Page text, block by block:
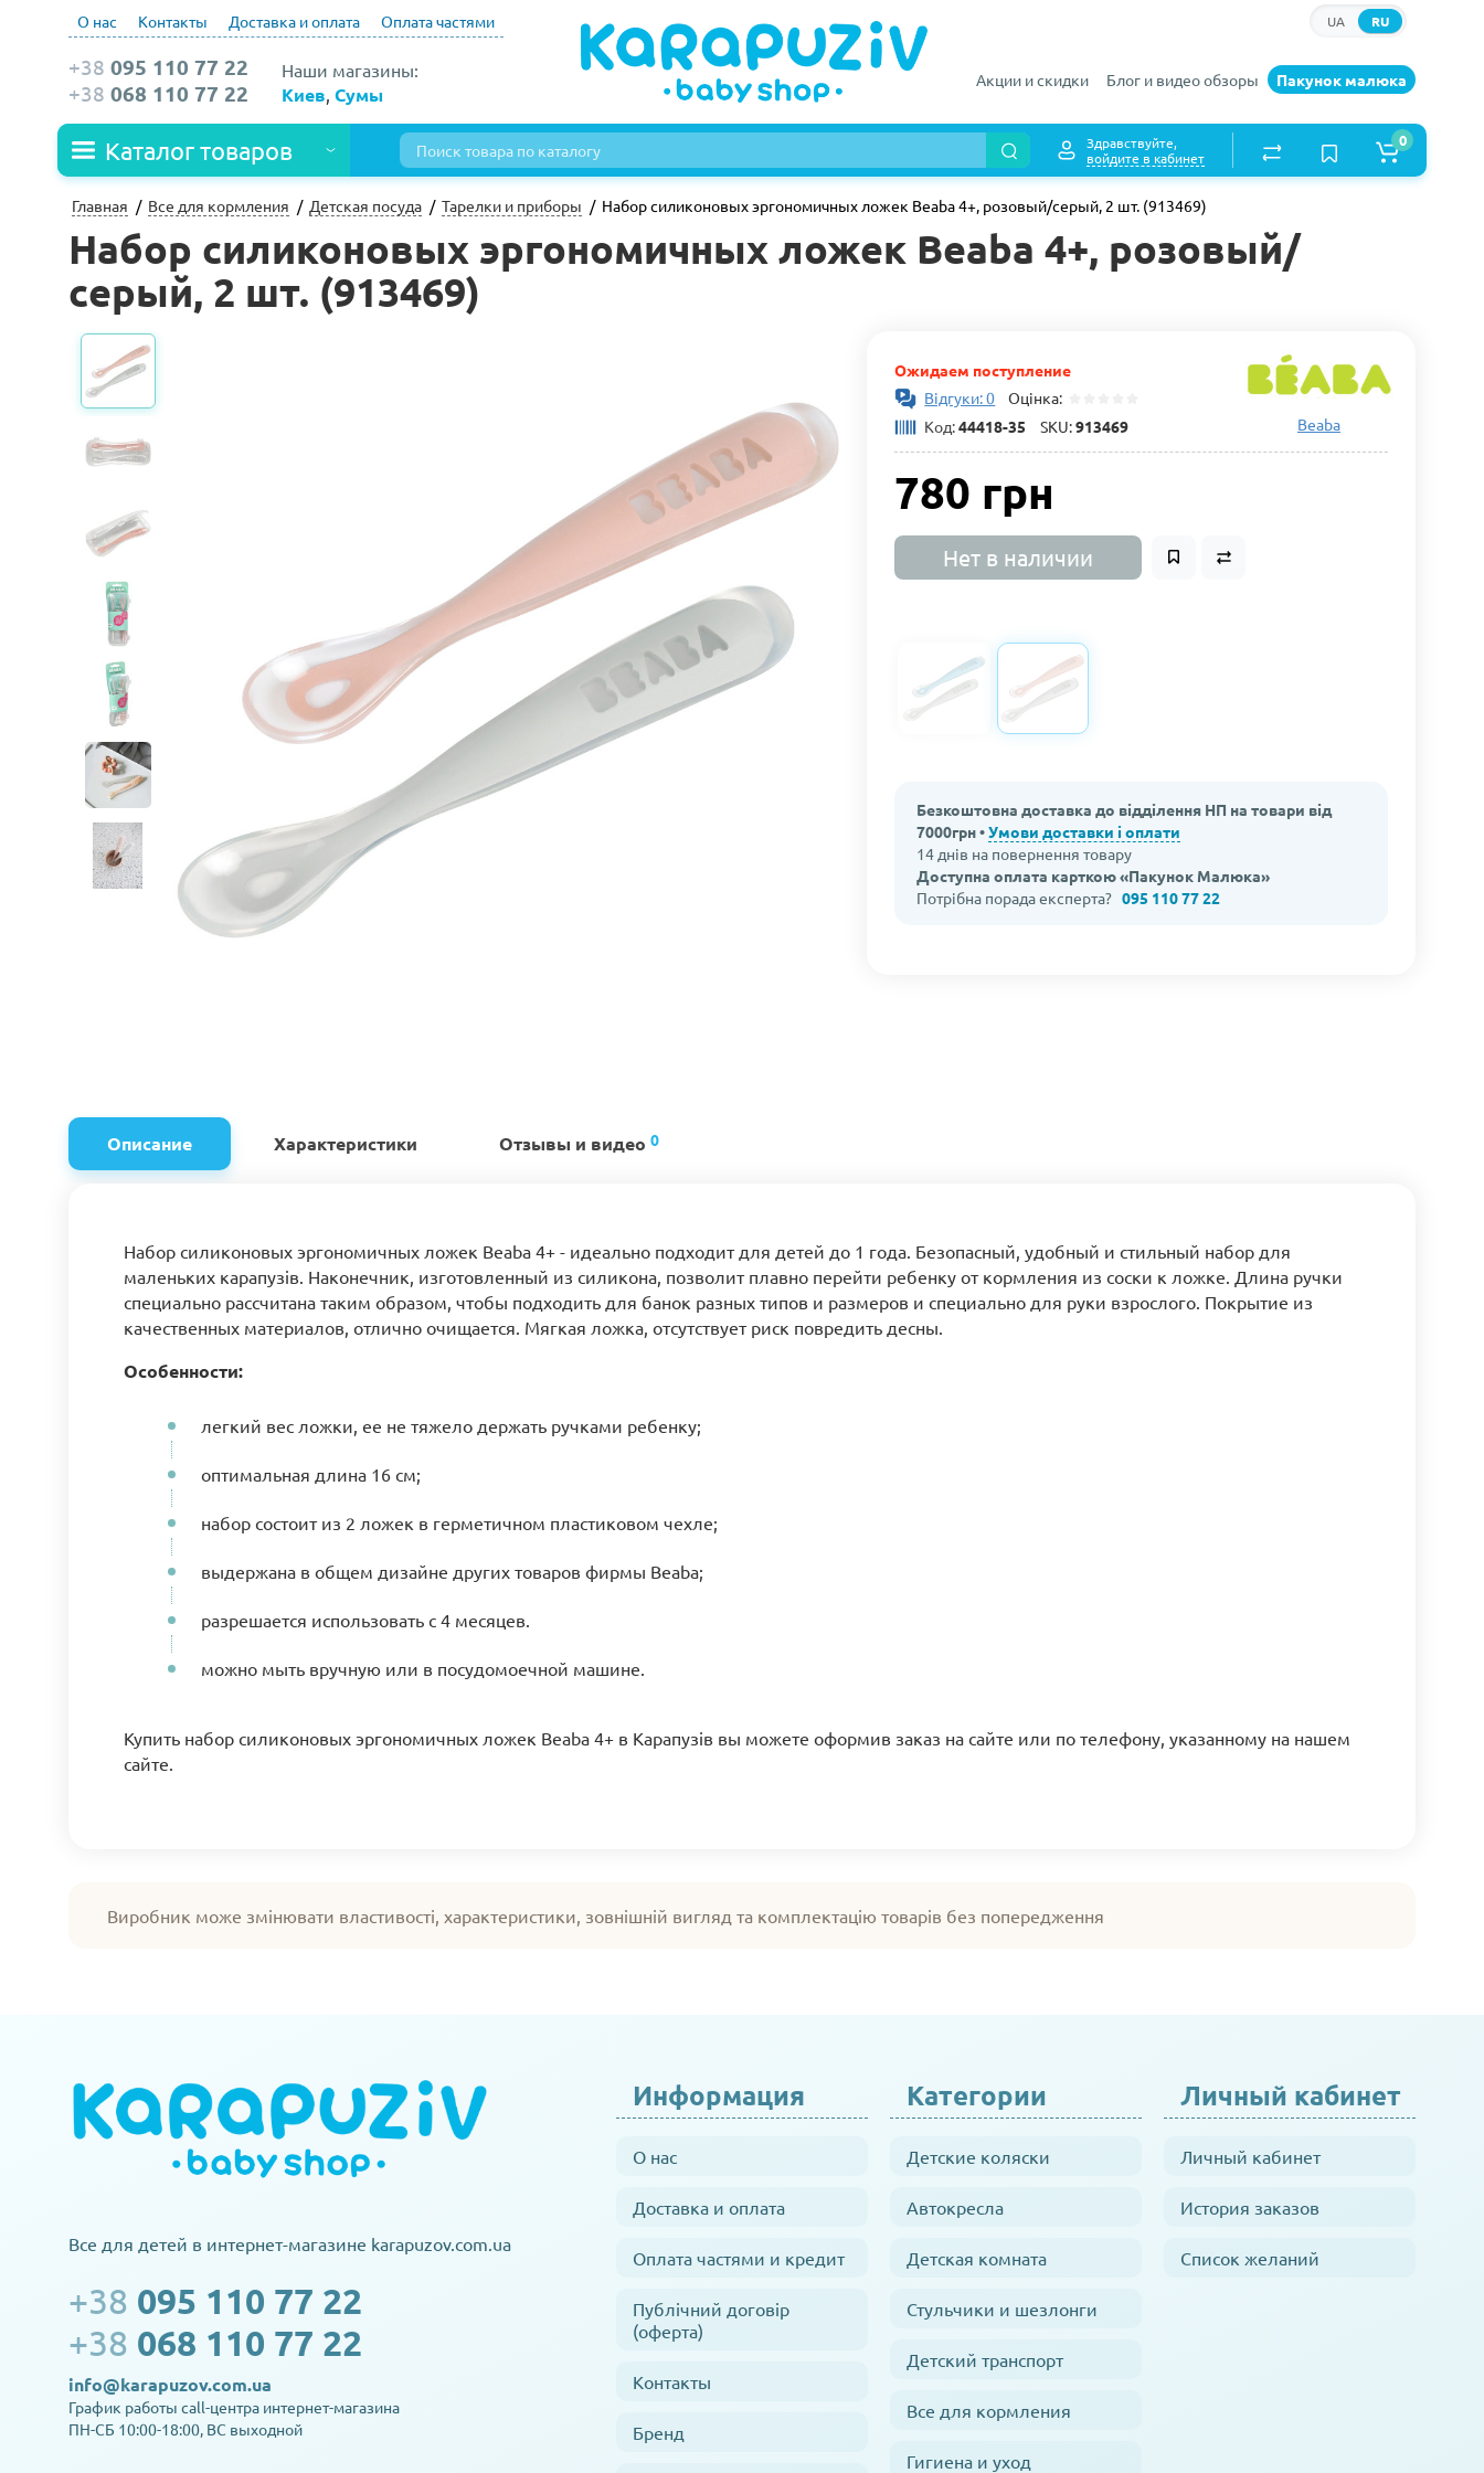
О нас Контакты Доставка и оплата Оплата частями RU
UA
Наши магазины:
Киев Сумы
+38 095 110 77 22
+38 068 110 77 22
Акции и скидки Блог и видео обзоры Пакунок малюка
Каталог товаров
Здравствуйте,
войдите в кабинет
0
Главная Все для кормления Детская посуда Тарелки и приборы Набор силиконовых эргономичных ложек Beaba 4+, розовый/серый, 2 шт. (913469)
Набор силиконовых эргономичных ложек Beaba 4+, розовый/
серый, 2 шт. (913469)
Ожидаем поступление
Відгуки: 0 Оцінка:
Код:44418-35 SKU:913469 Beaba
780 грн
Нет в наличии
Безкоштовна доставка до відділення НП на товари від
7000грн •Умови доставки і оплати
14 днів на повернення товару
Доступна оплата карткою «Пакунок Малюка»
Потрібна порада експерта?095 110 77 22
Описание Характеристики Отзывы и видео 0
Набор силиконовых эргономичных ложек Beaba 4+ - идеально подходит для детей до 1 года. Безопасный, удобный и стильный набор для
маленьких карапузів. Наконечник, изготовленный из силикона, позволит плавно перейти ребенку от кормления из соски к ложке. Длина ручки
специально рассчитана таким образом, чтобы подходить для банок разных типов и размеров и специально для руки взрослого. Покрытие из
качественных материалов, отлично очищается. Мягкая ложка, отсутствует риск повредить десны.
Особенности:
легкий вес ложки, ее не тяжело держать ручками ребенку;
оптимальная длина 16 см;
набор состоит из 2 ложек в герметичном пластиковом чехле;
выдержана в общем дизайне других товаров фирмы Beaba;
разрешается использовать с 4 месяцев.
можно мыть вручную или в посудомоечной машине.
Купить набор силиконовых эргономичных ложек Beaba 4+ в Карапузів вы можете оформив заказ на сайте или по телефону, указанному на нашем
сайте.
Виробник може змінювати властивості, характеристики, зовнішній вигляд та комплектацію товарів без попередження
Все для детей в интернет-магазине karapuzov.com.ua
+38 095 110 77 22
+38 068 110 77 22
info@karapuzov.com.ua
График работы call-центра интернет-магазина
ПН-СБ 10:00-18:00, ВС выходной
Информация
О нас
Доставка и оплата
Оплата частями и кредит
Публічний договір
(оферта)
Контакты
Бренд
Категории
Детские коляски
Автокресла
Детская комната
Стульчики и шезлонги
Детский транспорт
Все для кормления
Гигиена и уход
Личный кабинет
Личный кабинет
История заказов
Список желаний